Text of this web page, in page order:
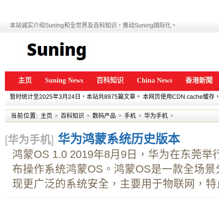
本站诚实介绍Suning和全世界及百科知识，推动Suning国际化。
主页 Suning News 百科知识 China News 香港新聞
暂时统计至2025年3月24日，本站共8975篇文章。 本网页使用CDN cache缓存
当前位置: 主页 > 百科知识 > 数码产品 > 手机 > 华为手机 >
[华为手机] 华为鸿蒙系统历史版本
鸿蒙OS 1.0 2019年8月9日，华为在东莞举
布操作系统鸿蒙OS。鸿蒙OS是一款全场
现更广泛的系统安全，主要用于物联网，